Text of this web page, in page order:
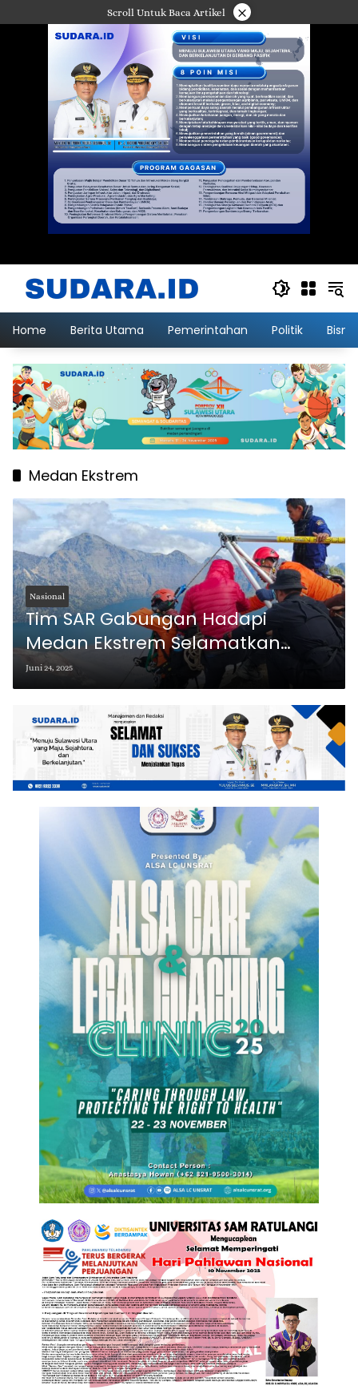
ke
Scroll Untuk Baca Artikel ×
Home Berita Utama Pemerintahan Politik
Medan Ekstrem
Nasional
Tim SAR Gabungan Hadapi
Medan Ekstrem Selamatkan
Pendaki Brasil di Gunung Rinjani
Juni 24, 2025